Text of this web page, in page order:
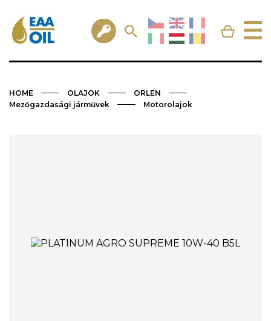
HOME OLAJOK
ORLEN
Mezőgazdasági járművek
Motorolajok